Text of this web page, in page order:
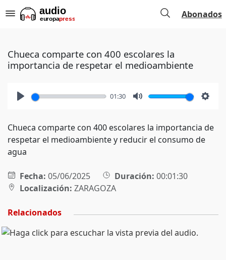
Abonados
Chueca comparte con 400 escolares la
importancia de respetar el medioambiente
01:30
Chueca comparte con 400 escolares la importancia de
respetar el medioambiente y reducir el consumo de
agua
Fecha: 05/06/2025 Duración: 00:01:30
Localización: ZARAGOZA
Relacionados